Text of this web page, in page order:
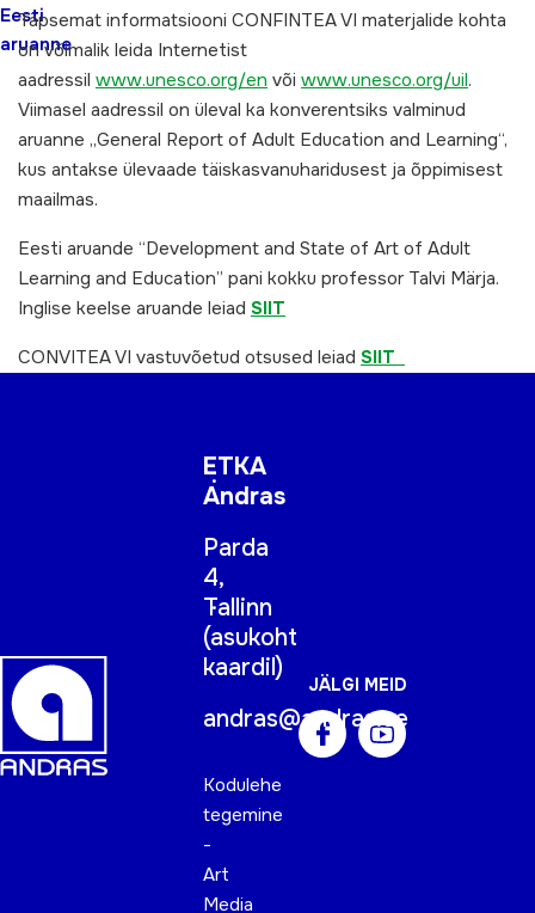
Eesti
aruanne
Täpsemat informatsiooni CONFINTEA VI materjalide kohta
on võimalik leida Internetist
aadressil www.unesco.org/en või www.unesco.org/uil.
Viimasel aadressil on üleval ka konverentsiks valminud
aruanne „General Report of Adult Education and Learning“,
kus antakse ülevaade täiskasvanuharidusest ja õppimisest
maailmas.
Eesti aruande “Development and State of Art of Adult
Learning and Education” pani kokku professor Talvi Märja.
Inglise keelse aruande leiad SIIT
CONVITEA VI vastuvõetud otsused leiad SIIT
ETKA
Andras
Parda
4,
Tallinn
(asukoht
kaardil)
andras@andras.ee
Kodulehe
tegemine
-
Art
Media
JÄLGI MEID